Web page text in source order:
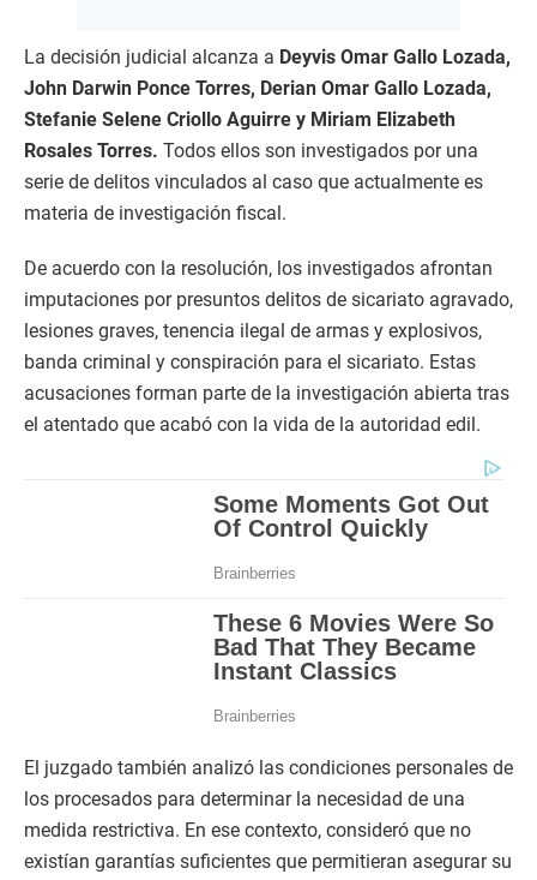
La decisión judicial alcanza a Deyvis Omar Gallo Lozada,
John Darwin Ponce Torres, Derian Omar Gallo Lozada,
Stefanie Selene Criollo Aguirre y Miriam Elizabeth
Rosales Torres. Todos ellos son investigados por una
serie de delitos vinculados al caso que actualmente es
materia de investigación fiscal.
De acuerdo con la resolución, los investigados afrontan
imputaciones por presuntos delitos de sicariato agravado,
lesiones graves, tenencia ilegal de armas y explosivos,
banda criminal y conspiración para el sicariato. Estas
acusaciones forman parte de la investigación abierta tras
el atentado que acabó con la vida de la autoridad edil.
El juzgado también analizó las condiciones personales de
los procesados para determinar la necesidad de una
medida restrictiva. En ese contexto, consideró que no
existían garantías suficientes que permitieran asegurar su